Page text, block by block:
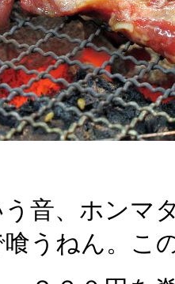
音、ホンマ
うねん。こ